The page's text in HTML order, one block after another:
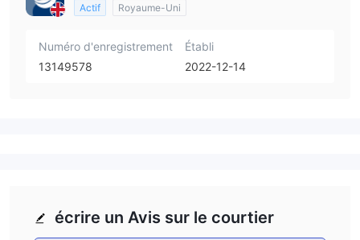
Actif Royaume-Uni
Numéro d'enregistrement
13149578
Établi
2022-12-14
écrire un Avis sur le courtier